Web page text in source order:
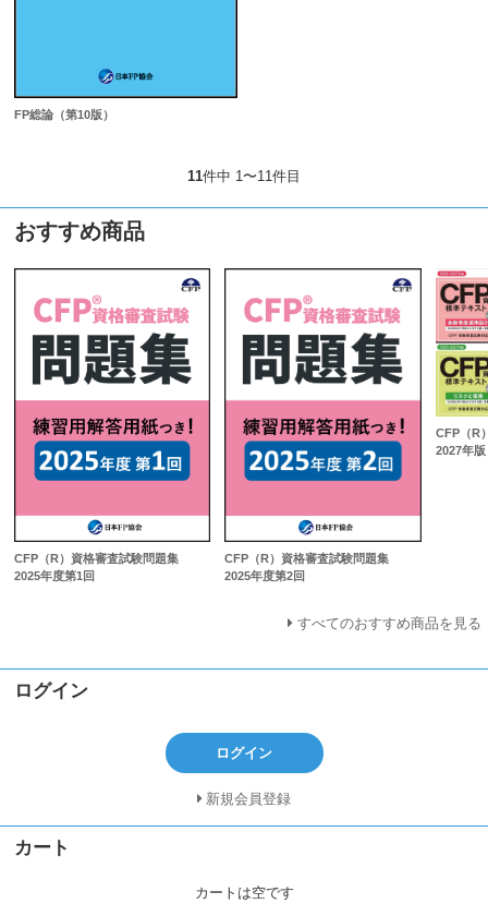
FP総論（第10版）
11件中 1〜11件目
おすすめ商品
CFP（R）資格審査試験問題集
2025年度第1回
CFP（R）資格審査試験問題集
2025年度第2回
CFP（R
2027年版
すべてのおすすめ商品を見る
ログイン
ログイン
新規会員登録
カート
カートは空です